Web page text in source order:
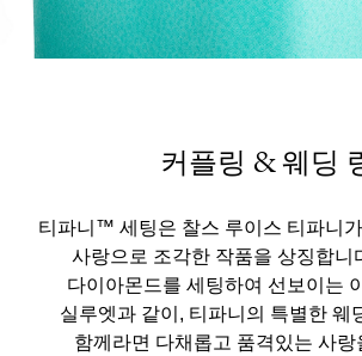
커플링 & 웨딩
티파니™ 세팅은 찰스 루이스 티파니
사랑으로 조각한 작품을 상징합니
다이아몬드를 세팅하여 선보이는
실루엣과 같이, 티파니의 특별한 웨
함께라면 다채롭고 품격있는 사